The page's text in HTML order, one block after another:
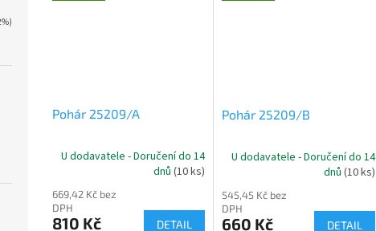
Pohár 25209/A
U dodavatele - Doručení do 14
dnů (10 ks)
669,42 Kč bez
DPH
810 Kč DETAIL
Pohár 25209/B
U dodavatele - Doručení do 14
dnů (10 ks)
545,45 Kč bez
DPH
660 Kč DETAIL